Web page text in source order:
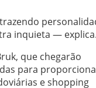
inquieta —
que chegarão
para
e shopping